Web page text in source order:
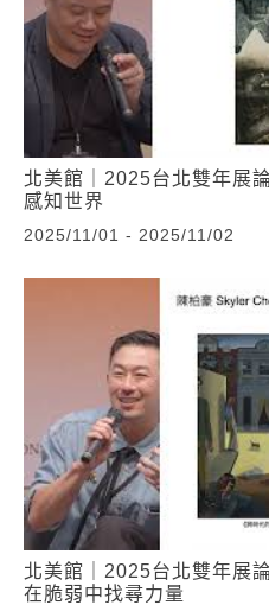
北美館｜2025台北雙年展
感知世界
2025/11/01 - 2025/11/02
北美館｜2025台北雙年展
在脆弱中找尋力量